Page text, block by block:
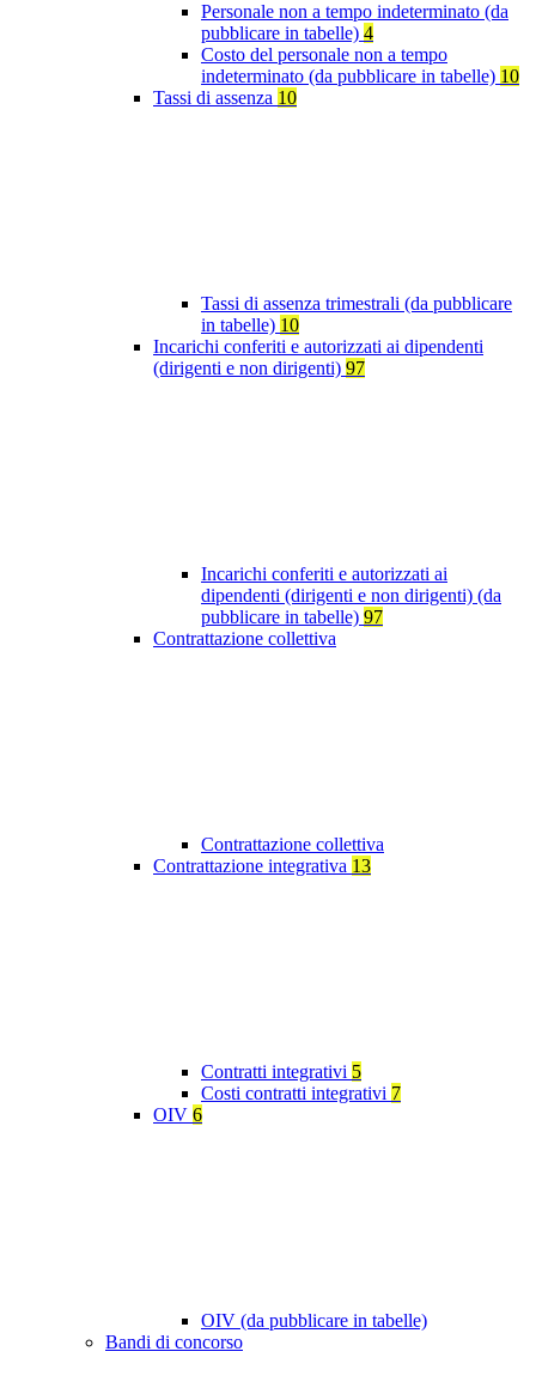
Personale non a tempo indeterminato (da
pubblicare in tabelle) 4
Costo del personale non a tempo
indeterminato (da pubblicare in tabelle) 10
Tassi di assenza 10
Tassi di assenza trimestrali (da pubblicare
in tabelle) 10
Incarichi conferiti e autorizzati ai dipendenti
(dirigenti e non dirigenti) 97
Incarichi conferiti e autorizzati ai
dipendenti (dirigenti e non dirigenti) (da
pubblicare in tabelle) 97
Contrattazione collettiva
Contrattazione collettiva
Contrattazione integrativa 13
Contratti integrativi 5
Costi contratti integrativi 7
OIV 6
OIV (da pubblicare in tabelle)
Bandi di concorso